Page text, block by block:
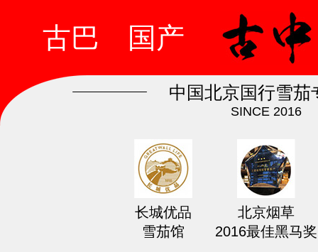
古巴 国产
中国北京国行雪茄
SINCE 2016
长城优品
雪茄馆
北京烟草
2016最佳黑马奖